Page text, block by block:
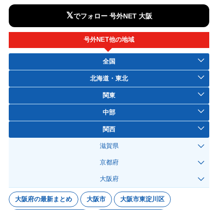
𝕏でフォロー 号外NET 大阪
号外NET他の地域
全国
北海道・東北
関東
中部
関西
滋賀県
京都府
大阪府
大阪府の最新まとめ 大阪市 大阪市東淀川区